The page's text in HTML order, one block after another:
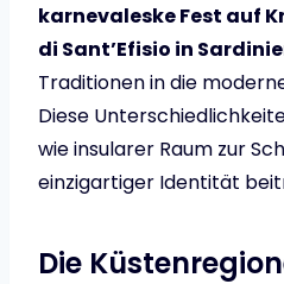
karnevaleske Fest auf
di Sant’Efisio in
Traditionen in die
Diese
wie insularer Raum zur
einzigartiger Identität
Die